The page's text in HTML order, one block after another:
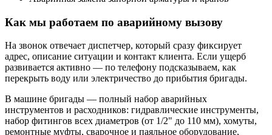
Как мы работаем по аварийному вызову
На звонок отвечает диспетчер, который сразу фиксирует
адрес, описание ситуации и контакт клиента. Если ущерб
развивается активно — по телефону подсказываем, как
перекрыть воду или электричество до прибытия бригады.
В машине бригады — полный набор аварийных
инструментов и расходников: гидравлические инструменты,
набор фитингов всех диаметров (от 1/2" до 110 мм), хомуты,
ремонтные муфты, сварочное и паяльное оборудование,